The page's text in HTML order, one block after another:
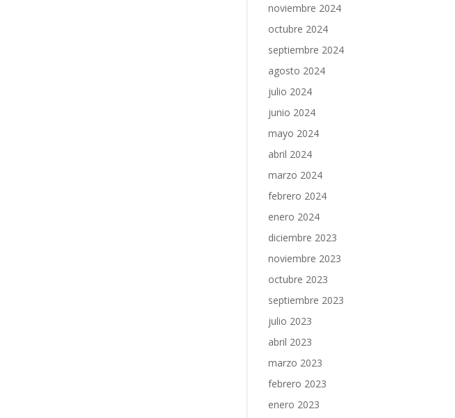
noviembre 2024
octubre 2024
septiembre 2024
agosto 2024
julio 2024
junio 2024
mayo 2024
abril 2024
marzo 2024
febrero 2024
enero 2024
diciembre 2023
noviembre 2023
octubre 2023
septiembre 2023
julio 2023
abril 2023
marzo 2023
febrero 2023
enero 2023